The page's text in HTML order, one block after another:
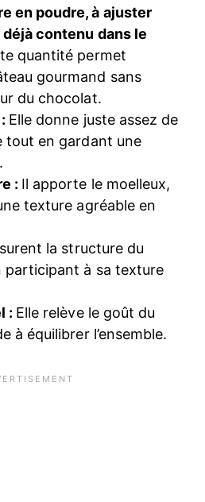
en poudre, à ajuster
contenu dans le
quantité permet
gourmand sans
du chocolat.
Elle donne juste assez de
tout en gardant une
: Il apporte le moelleux,
texture agréable en
la structure du
participant à sa texture
: Elle relève le goût du
à équilibrer l’ensemble.